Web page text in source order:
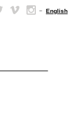
– English